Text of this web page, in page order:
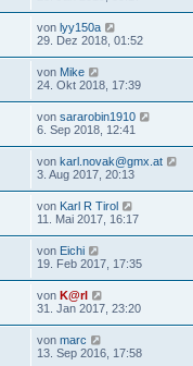
von lyy150a
29. Dez 2018, 01:52
von Mike
24. Okt 2018, 17:39
von sararobin1910
6. Sep 2018, 12:41
von karl.novak@gmx.at
3. Aug 2017, 20:13
von Karl R Tirol
11. Mai 2017, 16:17
von Eichi
19. Feb 2017, 17:35
von K@rl
31. Jan 2017, 23:20
von marc
13. Sep 2016, 17:58